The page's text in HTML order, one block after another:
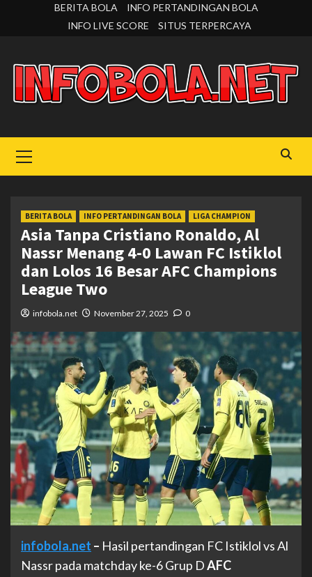
BERITA BOLA
INFO PERTANDINGAN BOLA
INFO LIVE SCORE
SITUS TERPERCAYA
Menu
BERITA BOLA INFO PERTANDINGAN BOLA LIGA CHAMPION
Asia Tanpa Cristiano Ronaldo, Al
Nassr Menang 4-0 Lawan FC Istiklol
dan Lolos 16 Besar AFC Champions
League Two
infobola.net November 27, 2025 0
infobola.net – Hasil pertandingan FC Istiklol vs Al
Nassr pada matchday ke-6 Grup DAFC